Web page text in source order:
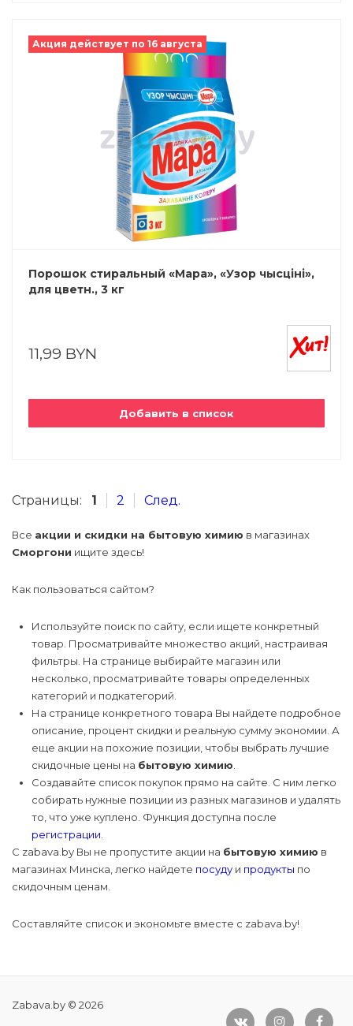
Акция действует по 16 августа
Порошок стиральный «Мара», «Узор чысціні»,
для цветн., 3 кг
11,99 BYN
Добавить в список
Страницы: 1 2 След.
Все акции и скидки на бытовую химию в магазинах
Сморгони ищите здесь!
Как пользоваться сайтом?
Используйте поиск по сайту, если ищете конкретный
товар. Просматривайте множество акций, настраивая
фильтры. На странице выбирайте магазин или
несколько, просматривайте товары определенных
категорий и подкатегорий.
На странице конкретного товара Вы найдете подробное
описание, процент скидки и реальную сумму экономии. А
еще акции на похожие позиции, чтобы выбрать лучшие
скидочные цены на бытовую химию
Создавайте список покупок прямо на сайте. С ним легко
собирать нужные позиции из разных магазинов и удалять
то, что уже куплено. Функция доступна после
регистрации
С zabava.by Вы не пропустите акции на бытовую химию в
магазинах Минска, легко найдете посуду и продукты по
скидочным ценам.
Составляйте список и экономьте вместе с zabava.by!
Zabava.by © 2026